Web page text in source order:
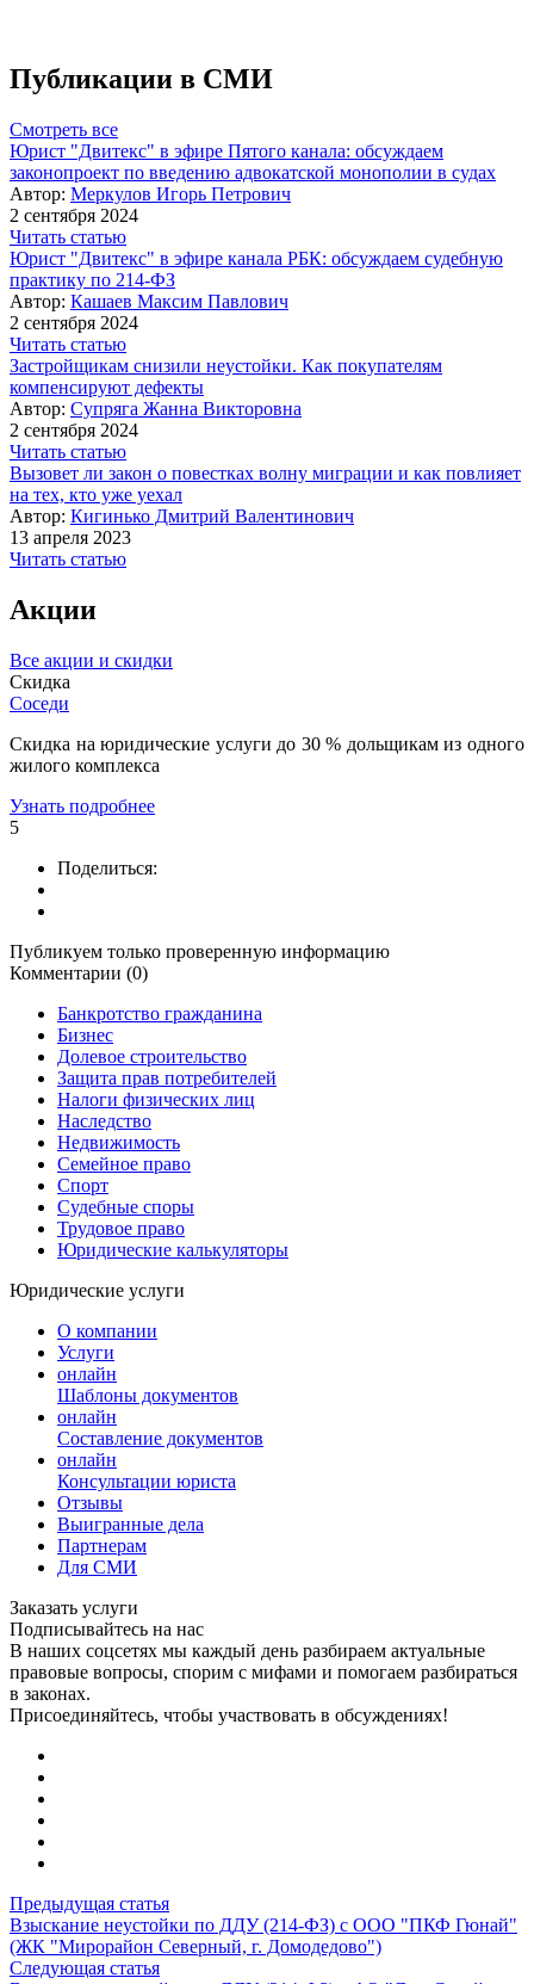
Публикации в СМИ
Смотреть все
Юрист "Двитекс" в эфире Пятого канала: обсуждаем
законопроект по введению адвокатской монополии в судах
Автор: Меркулов Игорь Петрович
2 сентября 2024
Читать статью
Юрист "Двитекс" в эфире канала РБК: обсуждаем судебную
практику по 214-ФЗ
Автор: Кашаев Максим Павлович
2 сентября 2024
Читать статью
Застройщикам снизили неустойки. Как покупателям
компенсируют дефекты
Автор: Супряга Жанна Викторовна
2 сентября 2024
Читать статью
Вызовет ли закон о повестках волну миграции и как повлияет
на тех, кто уже уехал
Автор: Кигинько Дмитрий Валентинович
13 апреля 2023
Читать статью
Акции
Все акции и скидки
Скидка
Соседи
Скидка на юридические услуги до 30 % дольщикам из одного
жилого комплекса
Узнать подробнее
5
Поделиться:
Публикуем только проверенную информацию
Комментарии (0)
Банкротство гражданина
Бизнес
Долевое строительство
Защита прав потребителей
Налоги физических лиц
Наследство
Недвижимость
Семейное право
Спорт
Судебные споры
Трудовое право
Юридические калькуляторы
Юридические услуги
О компании
Услуги
онлайн
Шаблоны документов
онлайн
Составление документов
онлайн
Консультации юриста
Отзывы
Выигранные дела
Партнерам
Для СМИ
Заказать услуги
Подписывайтесь на нас
В наших соцсетях мы каждый день разбираем актуальные
правовые вопросы, спорим с мифами и помогаем разбираться
в законах.
Присоединяйтесь, чтобы участвовать в обсуждениях!
Предыдущая статья
Взыскание неустойки по ДДУ (214-ФЗ) с ООО "ПКФ Гюнай"
(ЖК "Мирорайон Северный, г. Домодедово")
Следующая статья